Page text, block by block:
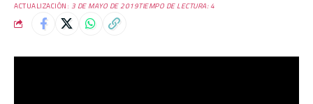
ACTUALIZACIÓN: 3 DE MAYO DE 2019TIEMPO DE LECTURA: 4